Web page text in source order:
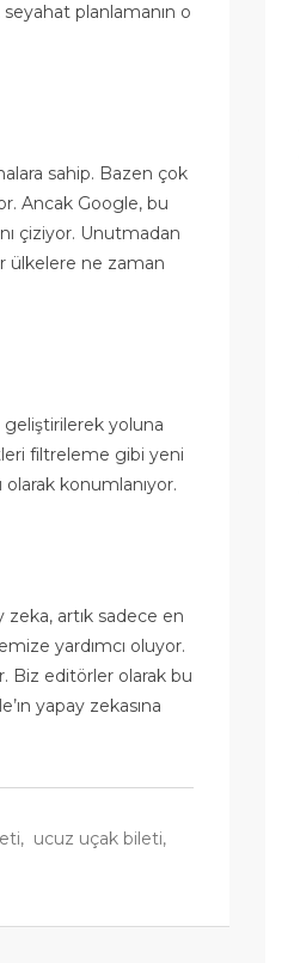
planlamanın o
sahip. Bazen çok
Ancak Google, bu
çiziyor. Unutmadan
ülkelere ne zaman
geliştirilerek yoluna
filtreleme gibi yeni
konumlanıyor.
artık sadece en
yardımcı oluyor.
Biz editörler olarak bu
yapay zekasına
, ucuz uçak bileti,